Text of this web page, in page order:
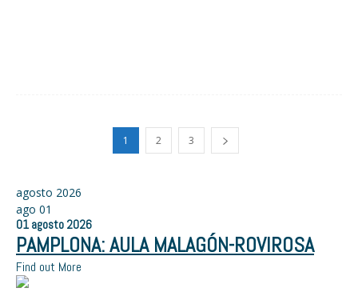
1 2 3
agosto 2026
ago 01
01 agosto 2026
PAMPLONA: AULA MALAGÓN-ROVIROSA
Find out More